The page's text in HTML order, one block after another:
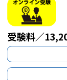
受験料／